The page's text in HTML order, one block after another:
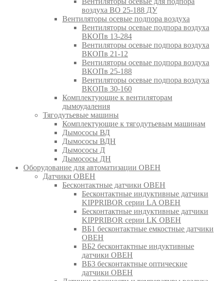
воздуха ВО 25-188 ДУ
Вентиляторы осевые подпора воздуха
Вентиляторы осевые подпора воздуха
ВКОПв 13-284
Вентиляторы осевые подпора воздуха
ВКОПв 21-12
Вентиляторы осевые подпора воздуха
ВКОПв 25-188
Вентиляторы осевые подпора воздуха
ВКОПв 30-160
Комплектующие к вентиляторам
дымоудаления
Тягодутьевые машины
Комплектующие к тягодутьевым машинам
Дымососы ВД
Дымососы ВДН
Дымососы Д
Дымососы ДН
Оборудование для автоматизации ОВЕН
Датчики ОВЕН
Бесконтактные датчики ОВЕН
Бесконтактные индуктивные датчики
KIPPRIBOR серии LA ОВЕН
Бесконтактные индуктивные датчики
KIPPRIBOR серии LK ОВЕН
ВБ1 бесконтактные емкостные датчики
ОВЕН
ВБ2 бесконтактные индуктивные
датчики ОВЕН
ВБ3 бесконтактные оптические
датчики ОВЕН